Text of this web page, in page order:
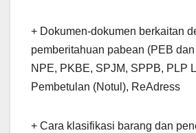
+ Dokumen-dokumen berkaitan
pemberitahuan pabean (PEB
NPE, PKBE, SPJM, SPPB, PLP
Pembetulan (Notul), ReAdress
+ Cara klasifikasi barang dan